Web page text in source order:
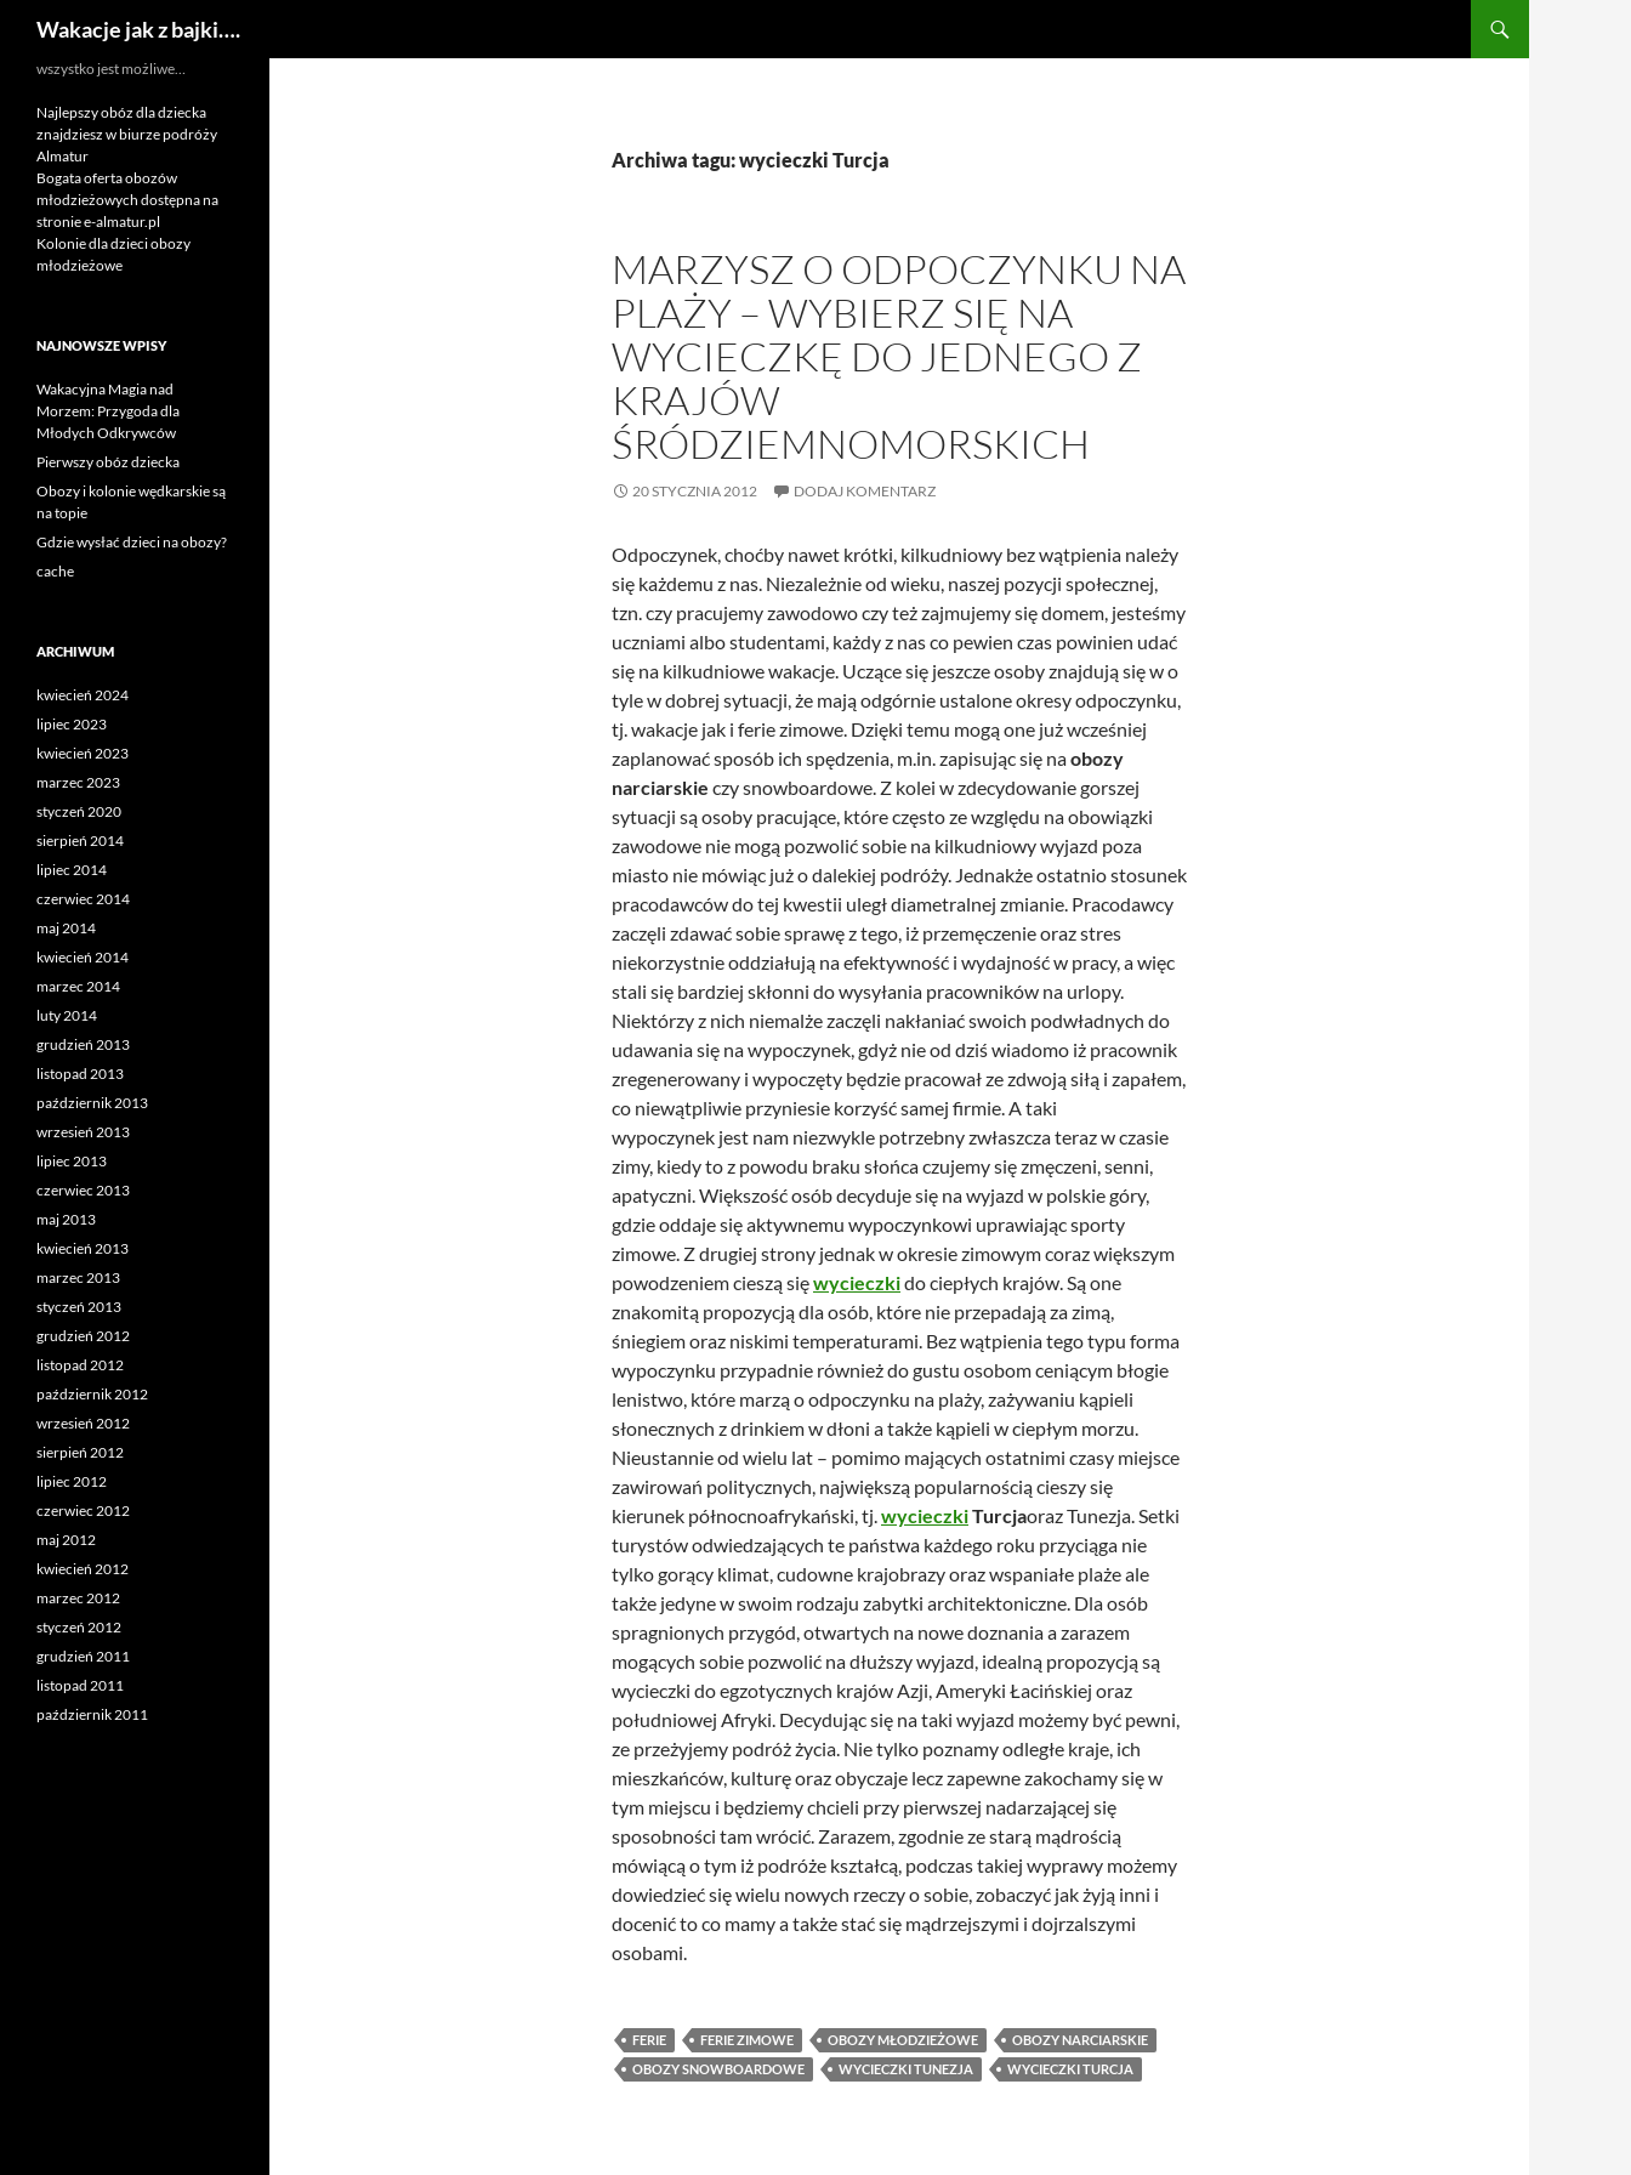
Przejdź
treści
Wakacje jak z bajki….
Archiwa tagu: wycieczki Turcja
MARZYSZ O ODPOCZYNKU NA
PLAŻY – WYBIERZ SIĘ NA
WYCIECZKĘ DO JEDNEGO Z
KRAJÓW
ŚRÓDZIEMNOMORSKICH
20 STYCZNIA 2012 DODAJ KOMENTARZ
Odpoczynek, choćby nawet krótki, kilkudniowy bez wątpienia należy
się każdemu z nas. Niezależnie od wieku, naszej pozycji społecznej,
tzn. czy pracujemy zawodowo czy też zajmujemy się domem, jesteśmy
uczniami albo studentami, każdy z nas co pewien czas powinien udać
się na kilkudniowe wakacje. Uczące się jeszcze osoby znajdują się w o
tyle w dobrej sytuacji, że mają odgórnie ustalone okresy odpoczynku,
tj. wakacje jak i ferie zimowe. Dzięki temu mogą one już wcześniej
zaplanować sposób ich spędzenia, m.in. zapisując się naobozy
narciarskie czy snowboardowe. Z kolei w zdecydowanie gorszej
sytuacji są osoby pracujące, które często ze względu na obowiązki
zawodowe nie mogą pozwolić sobie na kilkudniowy wyjazd poza
miasto nie mówiąc już o dalekiej podróży. Jednakże ostatnio stosunek
pracodawców do tej kwestii uległ diametralnej zmianie. Pracodawcy
zaczęli zdawać sobie sprawę z tego, iż przemęczenie oraz stres
niekorzystnie oddziałują na efektywność i wydajność w pracy, a więc
stali się bardziej skłonni do wysyłania pracowników na urlopy.
Niektórzy z nich niemalże zaczęli nakłaniać swoich podwładnych do
udawania się na wypoczynek, gdyż nie od dziś wiadomo iż pracownik
zregenerowany i wypoczęty będzie pracował ze zdwoją siłą i zapałem,
co niewątpliwie przyniesie korzyść samej firmie. A taki
wypoczynek jest nam niezwykle potrzebny zwłaszcza teraz w czasie
zimy, kiedy to z powodu braku słońca czujemy się zmęczeni, senni,
apatyczni. Większość osób decyduje się na wyjazd w polskie góry,
gdzie oddaje się aktywnemu wypoczynkowi uprawiając sporty
zimowe. Z drugiej strony jednak w okresie zimowym coraz większym
powodzeniem cieszą sięwycieczkido ciepłych krajów. Są one
znakomitą propozycją dla osób, które nie przepadają za zimą,
śniegiem oraz niskimi temperaturami. Bez wątpienia tego typu forma
wypoczynku przypadnie również do gustu osobom ceniącym błogie
lenistwo, które marzą o odpoczynku na plaży, zażywaniu kąpieli
słonecznych z drinkiem w dłoni a także kąpieli w ciepłym morzu.
Nieustannie od wielu lat – pomimo mających ostatnimi czasy miejsce
zawirowań politycznych, największą popularnością cieszy się
kierunek północnoafrykański, tj.wycieczkiTurcjaoraz Tunezja. Setki
turystów odwiedzających te państwa każdego roku przyciąga nie
tylko gorący klimat, cudowne krajobrazy oraz wspaniałe plaże ale
także jedyne w swoim rodzaju zabytki architektoniczne. Dla osób
spragnionych przygód, otwartych na nowe doznania a zarazem
mogących sobie pozwolić na dłuższy wyjazd, idealną propozycją są
wycieczki do egzotycznych krajów Azji, Ameryki Łacińskiej oraz
południowej Afryki. Decydując się na taki wyjazd możemy być pewni,
ze przeżyjemy podróż życia. Nie tylko poznamy odległe kraje, ich
mieszkańców, kulturę oraz obyczaje lecz zapewne zakochamy się w
tym miejscu i będziemy chcieli przy pierwszej nadarzającej się
sposobności tam wrócić. Zarazem, zgodnie ze starą mądrością
mówiącą o tym iż podróże kształcą, podczas takiej wyprawy możemy
dowiedzieć się wielu nowych rzeczy o sobie, zobaczyć jak żyją inni i
docenić to co mamy a także stać się mądrzejszymi i dojrzalszymi
osobami.
FERIE FERIE ZIMOWE OBOZY MŁODZIEŻOWE
OBOZY NARCIARSKIE
OBOZY SNOWBOARDOWE
WYCIECZKI TUNEZJA WYCIECZKI TURCJA
wszystko jest możliwe…
Najlepszy obóz dla dziecka
znajdziesz w biurze podróży
Almatur
Bogata oferta obozów
młodzieżowych dostępna na
stronie e-almatur.pl
Kolonie dla dzieci obozy
młodzieżowe
NAJNOWSZE WPISY
Wakacyjna Magia nad
Morzem: Przygoda dla
Młodych Odkrywców
Pierwszy obóz dziecka
Obozy i kolonie wędkarskie są
na topie
Gdzie wysłać dzieci na obozy?
cache
ARCHIWUM
kwiecień 2024
lipiec 2023
kwiecień 2023
marzec 2023
styczeń 2020
sierpień 2014
lipiec 2014
czerwiec 2014
maj 2014
kwiecień 2014
marzec 2014
luty 2014
grudzień 2013
listopad 2013
październik 2013
wrzesień 2013
lipiec 2013
czerwiec 2013
maj 2013
kwiecień 2013
marzec 2013
styczeń 2013
grudzień 2012
listopad 2012
październik 2012
wrzesień 2012
sierpień 2012
lipiec 2012
czerwiec 2012
maj 2012
kwiecień 2012
marzec 2012
styczeń 2012
grudzień 2011
listopad 2011
październik 2011